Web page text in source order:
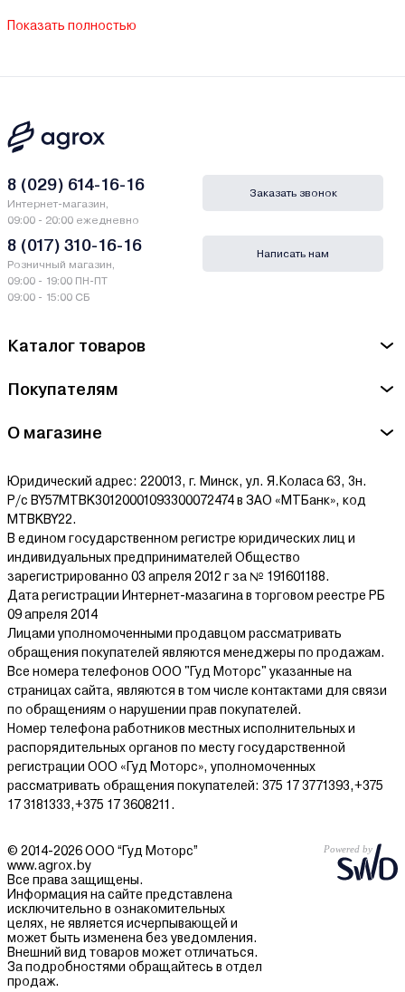
предоставляем официальную гарантию.
В нашем интернет-магазине Вы можете приобристи товары
Pioneer за наличный и безналичный расчет. А также в кредит,
ведущих банков Беларуси.
Гарантии и сервис - Краскопульты Pioneer
Производитель Pioneer - Pioneer Corporation. 1-1 Shin-ogura,
Saiwai-ku, Kawasaki-shi, Kanagawa 212-0031, Japan.
здесь.
Показать полностью
Каталог товаров
Покупателям
О магазине
Юридический адрес: 220013, г. Минск, ул. Я.Коласа 63, 3н.
Р/с BY57MTBK30120001093300072474 в ЗАО «МТБанк», код
MTBKBY22.
В едином государственном регистре юридических лиц и
индивидуальных предпринимателей Общество
зарегистрированно 03 апреля 2012 г за № 191601188.
Дата регистрации Интернет-мазагина в торговом реестре РБ
09 апреля 2014
Лицами уполномоченными продавцом рассматривать
обращения покупателей являются менеджеры по продажам.
Все номера телефонов ООО "Гуд Моторс" указанные на
страницах сайта, являются в том числе контактами для связи
по обращениям о нарушении прав покупателей.
Номер телефона работников местных исполнительных и
распорядительных органов по месту государственной
регистрации ООО «Гуд Моторс», уполномоченных
рассматривать обращения покупателей: 375 17 3771393,+375
17 3181333,+375 17 3608211.
8 (029) 614-16-16
Интернет-магазин,
09:00 - 20:00 ежедневно
8 (017) 310-16-16
Розничный магазин,
09:00 - 19:00 ПН-ПТ
09:00 - 15:00 СБ
Заказать звонок
Написать нам
© 2014-2026 ООО “Гуд Моторс”
www.agrox.by
Все права защищены.
Информация на сайте представлена
исключительно в ознакомительных
целях, не является исчерпывающей и
может быть изменена без уведомления.
Внешний вид товаров может отличаться.
За подробностями обращайтесь в отдел
продаж.